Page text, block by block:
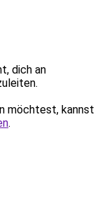
dich an
möchtest, kannst
.